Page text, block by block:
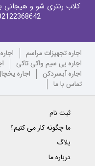
کلاب رنتری شو و هیجانی
اجاره تجهیزات مراسم
اجاره بی سیم واکی تاکی
اجاره آبسردکن
اجاره
تماس با ما
ثبت نام
ما چگونه کار می کنیم؟
بلاگ
درباره ما